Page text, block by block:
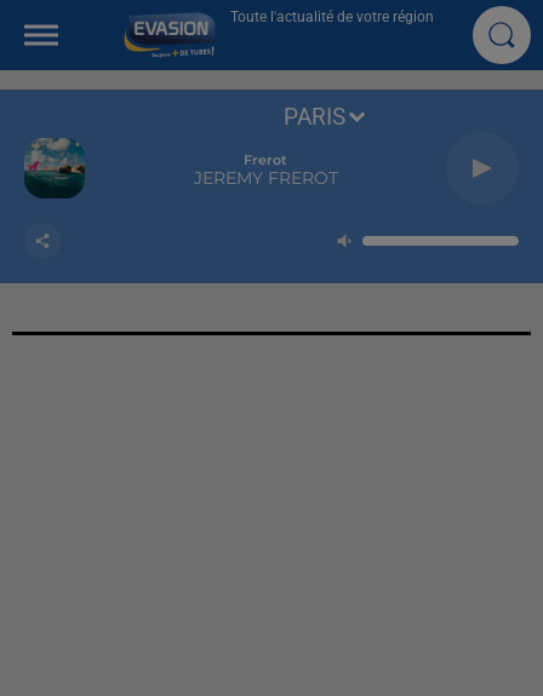
Toute l'actualité de votre région
Frerot
JEREMY FREROT
PARIS